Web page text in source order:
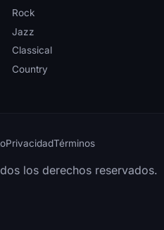
Rock
Jazz
Classical
Country
PrivacidadTérminos
los derechos reservados.